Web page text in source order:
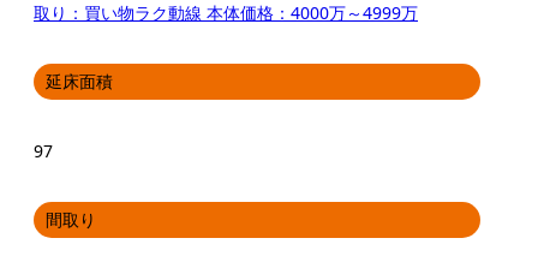
取り：買い物ラク動線 本体価格：4000万～4999万
延床面積
97
間取り